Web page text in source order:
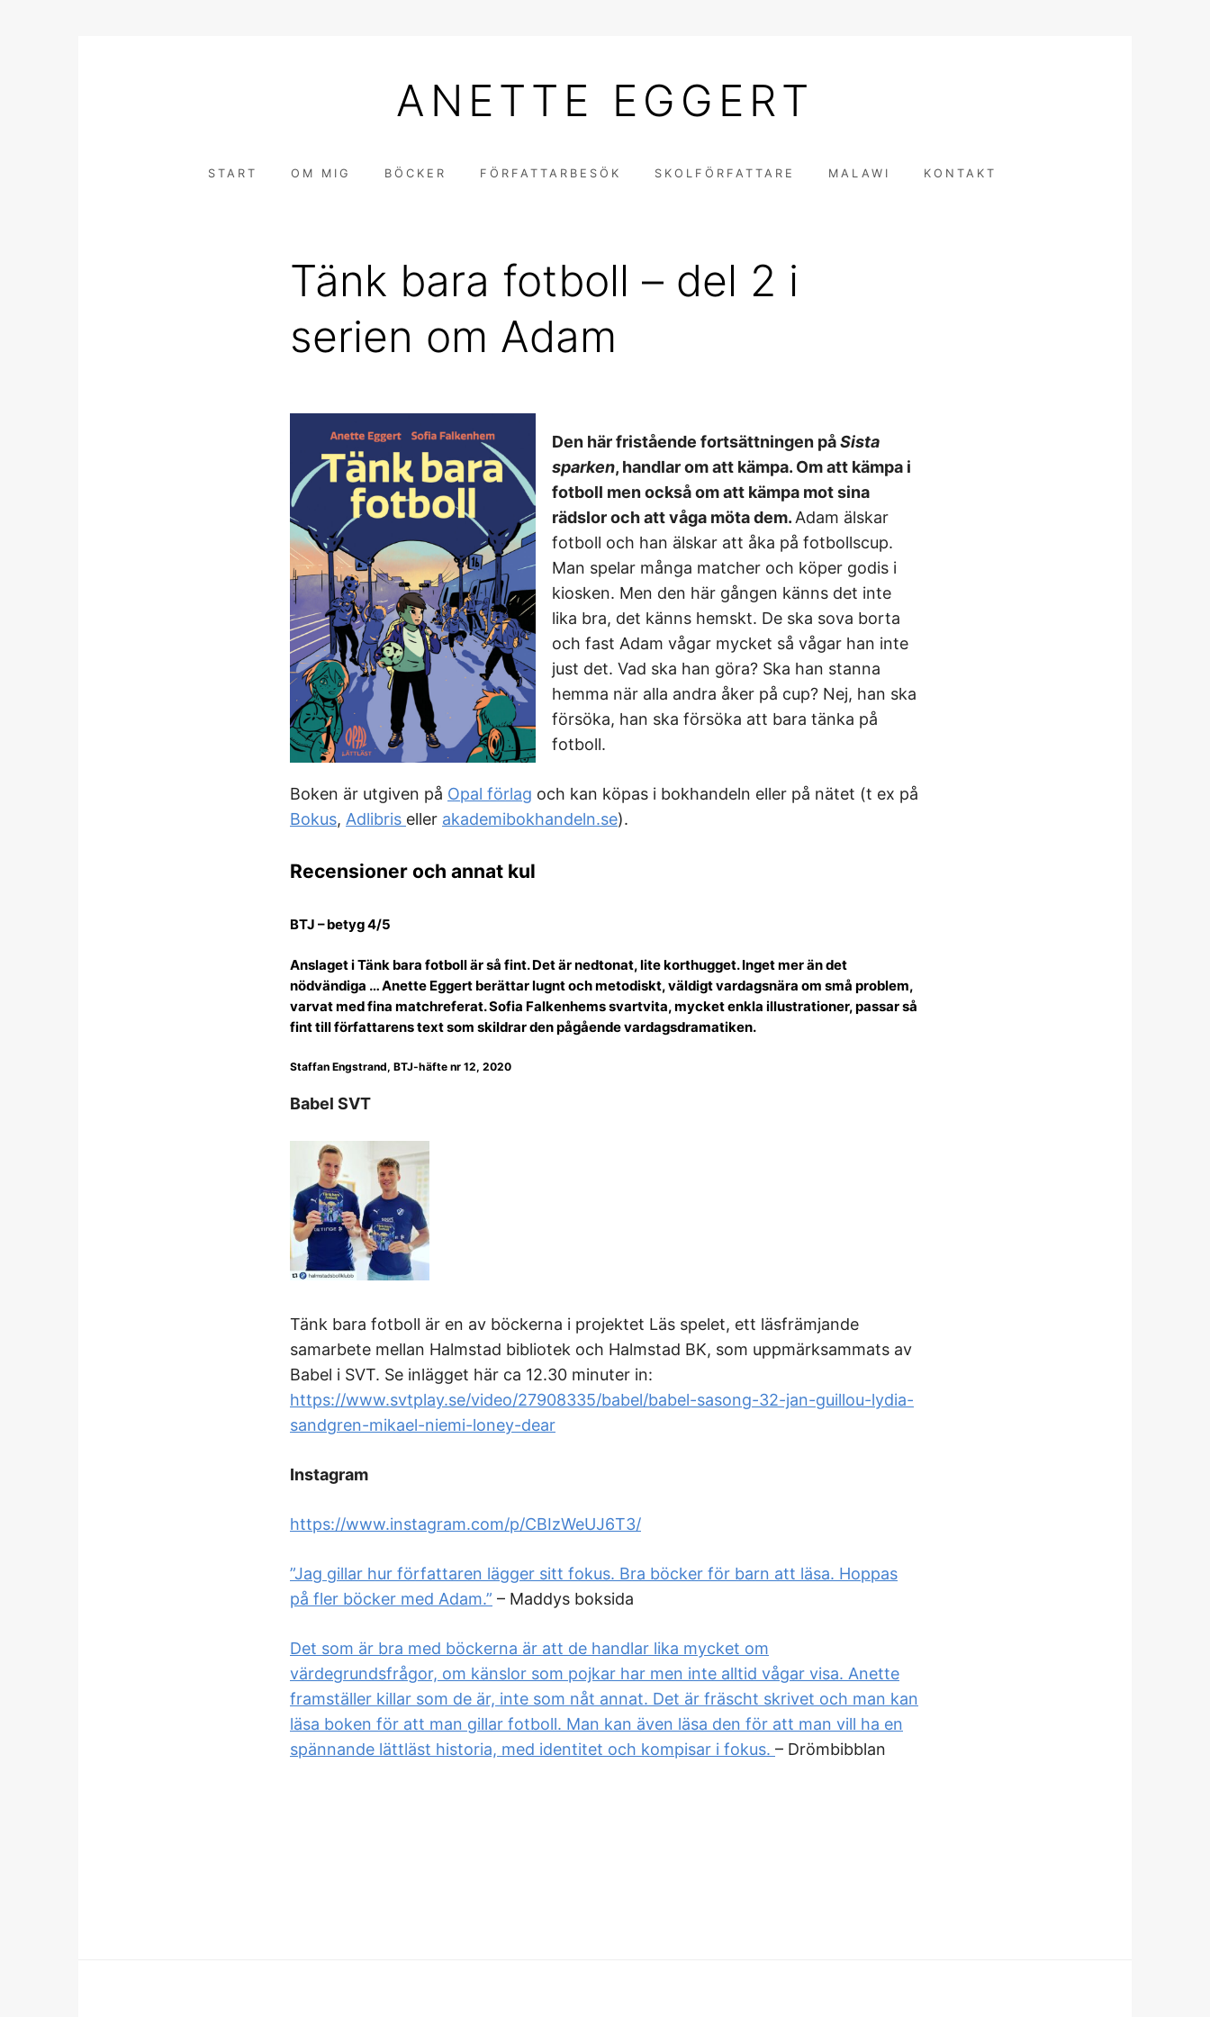
ANETTE EGGERT
START OM MIG BÖCKER FÖRFATTARBESÖK SKOLFÖRFATTARE MALAWI KONTAKT
Tänk bara fotboll – del 2 i
serien om Adam
Den här fristående fortsättningen påSista
sparken, handlar om att kämpa. Om att kämpa i
fotboll men också om att kämpa mot sina
rädslor och att våga möta dem. Adam älskar
fotboll och han älskar att åka på fotbollscup.
Man spelar många matcher och köper godis i
kiosken. Men den här gången känns det inte
lika bra, det känns hemskt. De ska sova borta
och fast Adam vågar mycket så vågar han inte
just det. Vad ska han göra? Ska han stanna
hemma när alla andra åker på cup? Nej, han ska
försöka, han ska försöka att bara tänka på
fotboll.
Boken är utgiven på Opal förlag och kan köpas i bokhandeln eller på nätet (t ex på
Bokus, Adlibris eller akademibokhandeln.se).
Recensioner och annat kul
BTJ – betyg 4/5
Anslaget i Tänk bara fotboll är så fint. Det är nedtonat, lite korthugget. Inget mer än det
nödvändiga … Anette Eggert berättar lugnt och metodiskt, väldigt vardagsnära om små problem,
varvat med fina matchreferat. Sofia Falkenhems svartvita, mycket enkla illustrationer, passar så
fint till författarens text som skildrar den pågående vardagsdramatiken.
Staffan Engstrand, BTJ-häfte nr 12, 2020
Babel SVT
Tänk bara fotboll är en av böckerna i projektet Läs spelet, ett läsfrämjande
samarbete mellan Halmstad bibliotek och Halmstad BK, som uppmärksammats av
Babel i SVT. Se inlägget här ca 12.30 minuter in:
https://www.svtplay.se/video/27908335/babel/babel-sasong-32-jan-guillou-lydia-
sandgren-mikael-niemi-loney-dear
Instagram
https://www.instagram.com/p/CBIzWeUJ6T3/
”Jag gillar hur författaren lägger sitt fokus. Bra böcker för barn att läsa. Hoppas
på fler böcker med Adam.” – Maddys boksida
Det som är bra med böckerna är att de handlar lika mycket om
värdegrundsfrågor, om känslor som pojkar har men inte alltid vågar visa. Anette
framställer killar som de är, inte som nåt annat. Det är fräscht skrivet och man kan
läsa boken för att man gillar fotboll. Man kan även läsa den för att man vill ha en
spännande lättläst historia, med identitet och kompisar i fokus. – Drömbibblan